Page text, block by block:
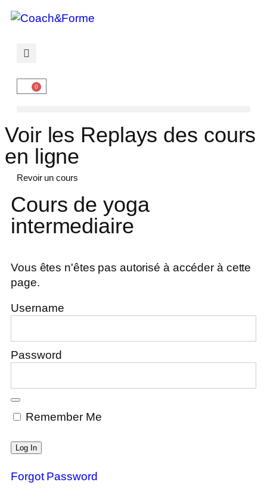
0
Voir les Replays des cours
en ligne
Revoir un cours
Cours de yoga
intermediaire
Vous êtes n'êtes pas autorisé à accéder à cette
page.
Username
Password
Remember Me
Forgot Password